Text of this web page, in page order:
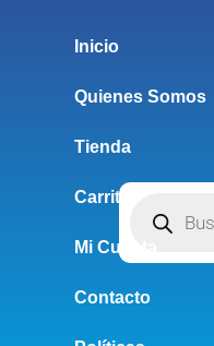
Inicio
Quienes Somos
Tienda
Carrito
Mi Cuenta
Contacto